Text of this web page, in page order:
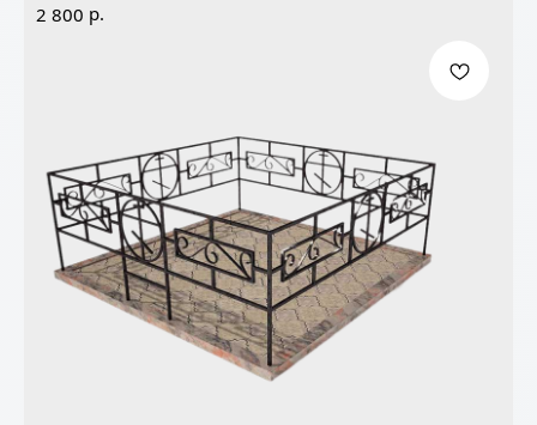
2 800 р.